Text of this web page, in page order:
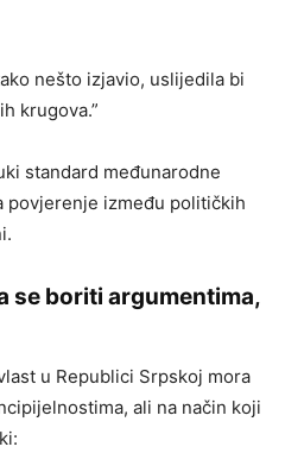
nešto izjavio, uslijedila bi
krugova.”
standard međunarodne
povjerenje između političkih
se boriti argumentima,
u Republici Srpskoj mora
ali na način koji